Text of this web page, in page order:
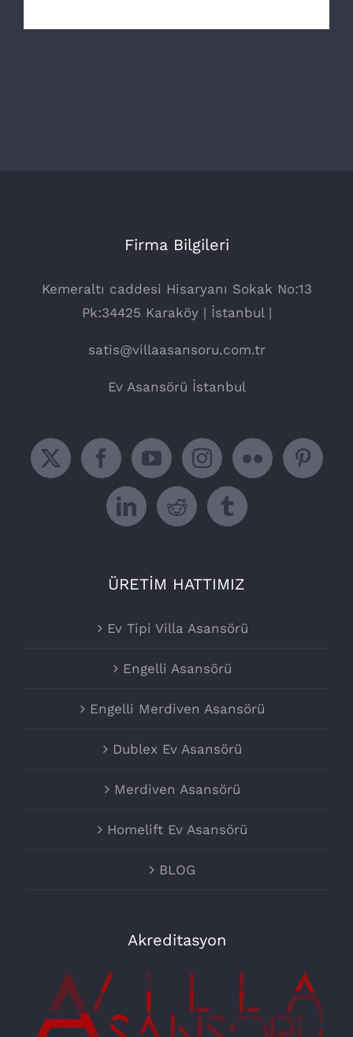
Firma Bilgileri
Kemeraltı caddesi Hisaryanı Sokak No:13
Pk:34425 Karaköy | İstanbul |
satis@villaasansoru.com.tr
Ev Asansörü İstanbul
ÜRETİM HATTIMIZ
Ev Tipi Villa Asansörü
Engelli Asansörü
Engelli Merdiven Asansörü
Dublex Ev Asansörü
Merdiven Asansörü
Homelift Ev Asansörü
BLOG
Akreditasyon